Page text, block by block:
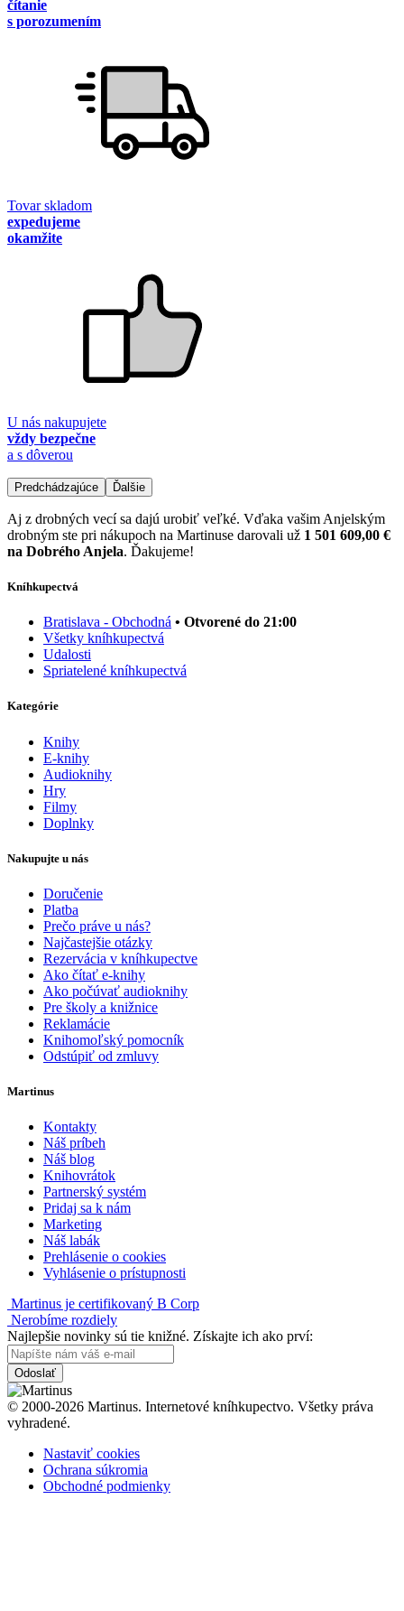
čítanie
s porozumením
Tovar skladom
expedujeme
okamžite
U nás nakupujete
vždy bezpečne
a s dôverou
Predchádzajúce Ďalšie
Aj z drobných vecí sa dajú urobiť veľké. Vďaka vašim Anjelským
drobným ste pri nákupoch na Martinuse darovali už 1 501 609,00 €
na Dobrého Anjela. Ďakujeme!
Kníhkupectvá
Bratislava - Obchodná • Otvorené do 21:00
Všetky kníhkupectvá
Udalosti
Spriatelené kníhkupectvá
Kategórie
Knihy
E-knihy
Audioknihy
Hry
Filmy
Doplnky
Nakupujte u nás
Doručenie
Platba
Prečo práve u nás?
Najčastejšie otázky
Rezervácia v kníhkupectve
Ako čítať e-knihy
Ako počúvať audioknihy
Pre školy a knižnice
Reklamácie
Knihomoľský pomocník
Odstúpiť od zmluvy
Martinus
Kontakty
Náš príbeh
Náš blog
Knihovrátok
Partnerský systém
Pridaj sa k nám
Marketing
Náš labák
Prehlásenie o cookies
Vyhlásenie o prístupnosti
Martinus je certifikovaný B Corp
Nerobíme rozdiely
Najlepšie novinky sú tie knižné. Získajte ich ako prví:
Odoslať
© 2000-2026 Martinus. Internetové kníhkupectvo. Všetky práva
vyhradené.
Nastaviť cookies
Ochrana súkromia
Obchodné podmienky